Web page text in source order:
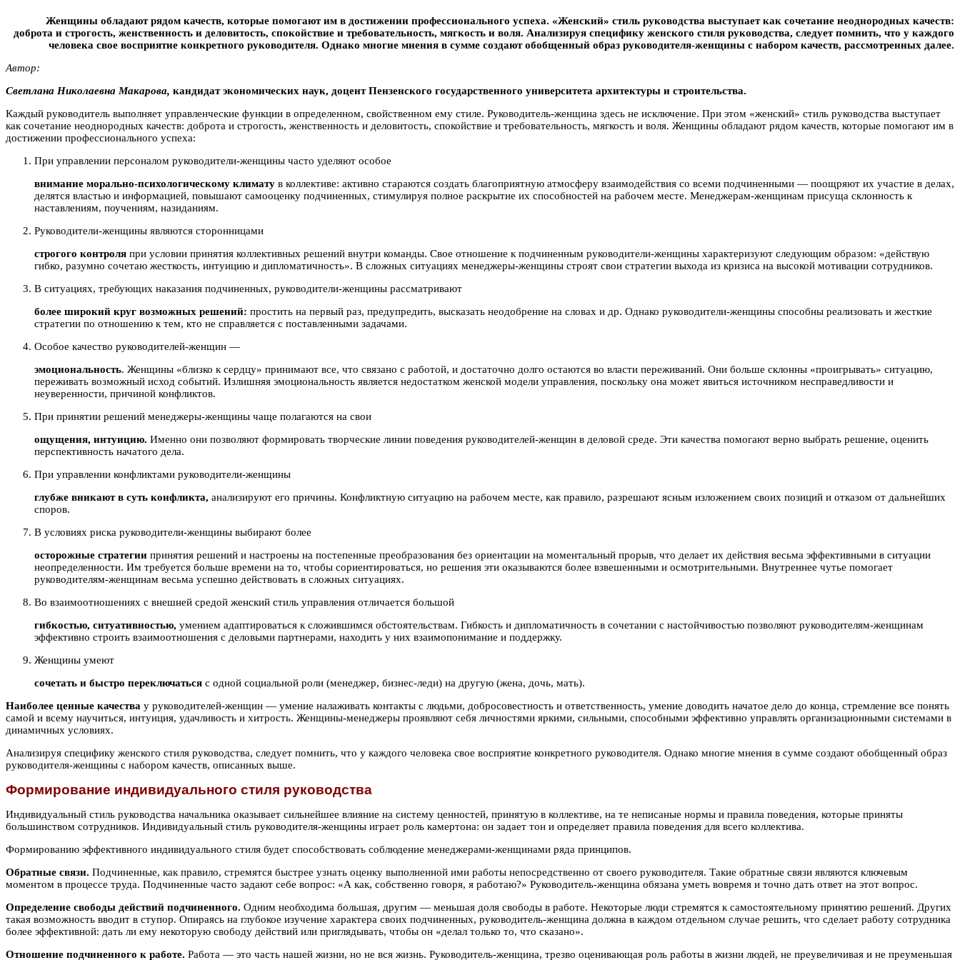
Женщины обладают рядом качеств, которые помогают им в достижении профессионального успеха. «Женский» стиль руководства выступает как сочетание неоднородных качеств:
доброта и строгость, женственность и деловитость, спокойствие и требовательность, мягкость и воля. Анализируя специфику женского стиля руководства, следует помнить, что у каждого
человека свое восприятие конкретного руководителя. Однако многие мнения в сумме создают обобщенный образ руководителя-женщины с набором качеств, рассмотренных далее.
Автор:
Cвeтлaна Никoлаевна Мaкapова, кандидат экономических наук, дoцент Пeнзeнского государственного унивеpcитета аpxитектуры и строитeльства.
Каждый руководитель выполняет управленческие функции в определенном, свойственном ему стиле. Руководитель-женщина здесь не исключение. При этом «женский» стиль руководства выступает
как сочетание неоднородных качеств: доброта и строгость, женственность и деловитость, спокойствие и требовательность, мягкость и воля. Женщины обладают рядом качеств, которые помогают им в
достижении профессионального успеха:
При управлении персоналом руководители-женщины часто уделяют особое
внимание морально-психологическому климату в коллективе: активно стараются создать благоприятную атмосферу взаимодействия со всеми подчиненными — поощряют их участие в делах,
делятся властью и информацией, повышают самооценку подчиненных, стимулируя полное раскрытие их способностей на рабочем месте. Менеджерам-женщинам присуща склонность к
наставлениям, поучениям, назиданиям.
Руководители-женщины являются сторонницами
строгого контроля при условии принятия коллективных решений внутри команды. Свое отношение к подчиненным руководители-женщины характеризуют следующим образом: «действую
гибко, разумно сочетаю жесткость, интуицию и дипломатичность». В сложных ситуациях менеджеры-женщины строят свои стратегии выхода из кризиса на высокой мотивации сотрудников.
В ситуациях, требующих наказания подчиненных, руководители-женщины рассматривают
более широкий круг возможных решений: простить на первый раз, предупредить, высказать неодобрение на словах и др. Однако руководители-женщины способны реализовать и жесткие
стратегии по отношению к тем, кто не справляется с поставленными задачами.
Особое качество руководителей-женщин —
эмоциональность. Женщины «близко к сердцу» принимают все, что связано с работой, и достаточно долго остаются во власти переживаний. Они больше склонны «проигрывать» ситуацию,
переживать возможный исход событий. Излишняя эмоциональность является недостатком женской модели управления, поскольку она может явиться источником несправедливости и
неуверенности, причиной конфликтов.
При принятии решений менеджеры-женщины чаще полагаются на свои
ощущения, интуицию. Именно они позволяют формировать творческие линии поведения руководителей-женщин в деловой среде. Эти качества помогают верно выбрать решение, оценить
перспективность начатого дела.
При управлении конфликтами руководители-женщины
глубже вникают в суть конфликта, анализируют его причины. Конфликтную ситуацию на рабочем месте, как правило, разрешают ясным изложением своих позиций и отказом от дальнейших
споров.
В условиях риска руководители-женщины выбирают более
осторожные стратегии принятия решений и настроены на постепенные преобразования без ориентации на моментальный прорыв, что делает их действия весьма эффективными в ситуации
неопределенности. Им требуется больше времени на то, чтобы сориентироваться, но решения эти оказываются более взвешенными и осмотрительными. Внутреннее чутье помогает
руководителям-женщинам весьма успешно действовать в сложных ситуациях.
Во взаимоотношениях с внешней средой женский стиль управления отличается большой
гибкостью, ситуативностью, умением адаптироваться к сложившимся обстоятельствам. Гибкость и дипломатичность в сочетании с настойчивостью позволяют руководителям-женщинам
эффективно строить взаимоотношения с деловыми партнерами, находить у них взаимопонимание и поддержку.
Женщины умеют
сочетать и быстро переключаться с одной социальной роли (менеджер, бизнес-леди) на другую (жена, дочь, мать).
Наиболее ценные качества у руководителей-женщин — умение налаживать контакты с людьми, добросовестность и ответственность, умение доводить начатое дело до конца, стремление все понять
самой и всему научиться, интуиция, удачливость и хитрость. Женщины-менеджеры проявляют себя личностями яркими, сильными, способными эффективно управлять организационными системами в
динамичных условиях.
Анализируя специфику женского стиля руководства, следует помнить, что у каждого человека свое восприятие конкретного руководителя. Однако многие мнения в сумме создают обобщенный образ
руководителя-женщины с набором качеств, описанных выше.
Формирование индивидуального стиля руководства
Индивидуальный стиль руководства начальника оказывает сильнейшее влияние на систему ценностей, принятую в коллективе, на те неписаные нормы и правила поведения, которые приняты
большинством сотрудников. Индивидуальный стиль руководителя-женщины играет роль камертона: он задает тон и определяет правила поведения для всего коллектива.
Формированию эффективного индивидуального стиля будет способствовать соблюдение менеджерами-женщинами ряда принципов.
Обратные связи. Подчиненные, как правило, стремятся быстрее узнать оценку выполненной ими работы непосредственно от своего руководителя. Такие обратные связи являются ключевым
моментом в процессе труда. Подчиненные часто задают себе вопрос: «А как, собственно говоря, я работаю?» Руководитель-женщина обязана уметь вовремя и точно дать ответ на этот вопрос.
Определение свободы действий подчиненного. Одним необходима большая, другим — меньшая доля свободы в работе. Некоторые люди стремятся к самостоятельному принятию решений. Других
такая возможность вводит в ступор. Опираясь на глубокое изучение характера своих подчиненных, руководитель-женщина должна в каждом отдельном случае решить, что сделает работу сотрудника
более эффективной: дать ли ему некоторую свободу действий или приглядывать, чтобы он «делал только то, что сказано».
Отношение подчиненного к работе. Работа — это часть нашей жизни, но не вся жизнь. Руководитель-женщина, трезво оценивающая роль работы в жизни людей, не преувеличивая и не преуменьшая